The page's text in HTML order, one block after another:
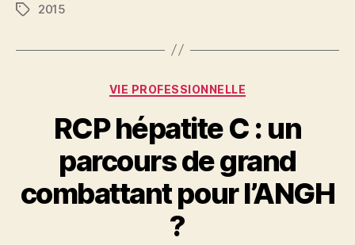
Étiquettes
2015
Catégories
VIE PROFESSIONNELLE
RCP hépatite C : un
parcours de grand
combattant pour l’ANGH
?